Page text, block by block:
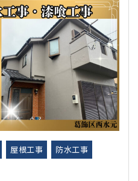
屋根工事
防水工事